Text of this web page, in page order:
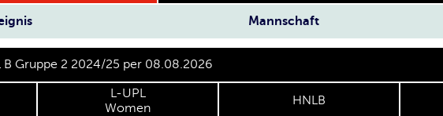
Mannschaft
B Gruppe 2 2024/25 per 08.08.2026
L-UPL
Women
HNLB